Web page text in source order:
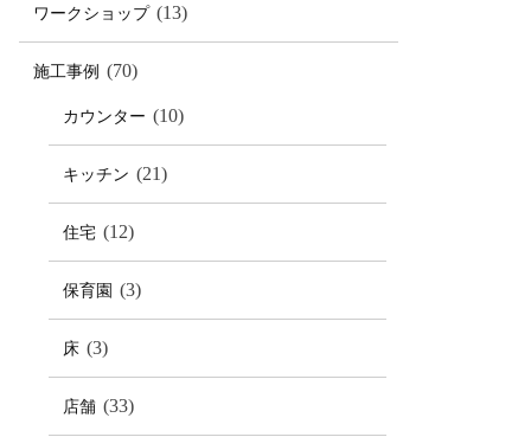
ワークショップ (13)
施工事例 (70)
カウンター (10)
キッチン (21)
住宅 (12)
保育園 (3)
床 (3)
店舗 (33)